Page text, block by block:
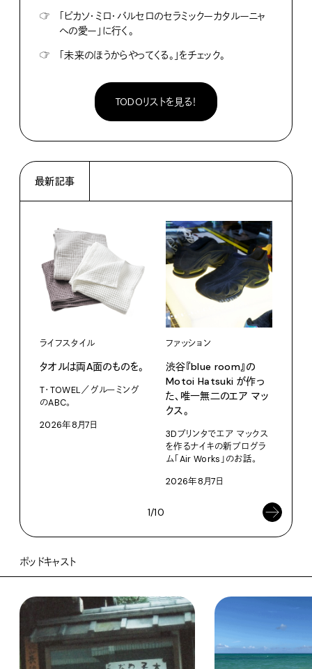
☞
「ピカソ・ミロ・バルセロのセラミックーカタルーニャ
への愛ー」に行く。
☞
「未来のほうからやってくる。」をチェック。
TODOリストを見る！
最新記事
ライフスタイル
タオルは両A面のものを。
T・TOWEL／グルーミング
のABC。
2026年8月7日
ファッション
渋⾕『blue room』の
Motoi Hatsuki が作っ
た、唯⼀無⼆のエア マッ
クス。
3Dプリンタでエア マックス
を作るナイキの新プログラ
ム「Air Works」のお話。
2026年8月7日
1/10
ポッドキャスト